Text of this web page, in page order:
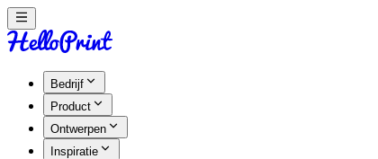
Bedrijf
Product
Ontwerpen
Inspiratie